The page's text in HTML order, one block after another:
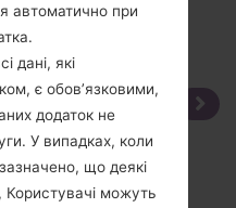
автоматично при
дані, які
є обов’язковими,
додаток не
У випадках, коли
що деякі
Користувачі можуть